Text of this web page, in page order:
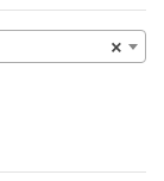
×